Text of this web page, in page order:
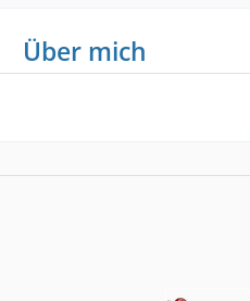
Über mich